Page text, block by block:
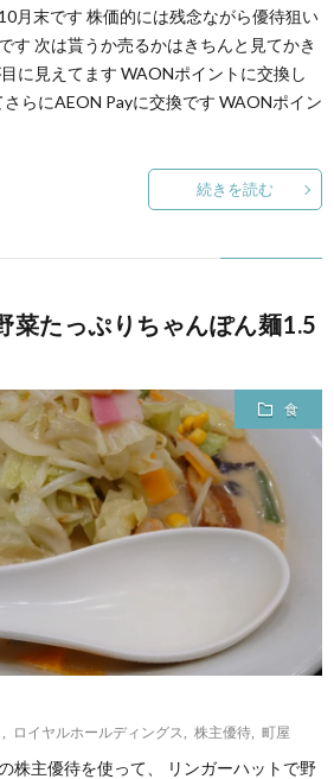
月末です 株価的には残念ながら優待狙い
す 次は貰うか売るかはきちんと見てかき
に見えてます WAONポイントに交換し
らにAEON Payに交換です WAONポイン
続きを読む
菜たっぷりちゃんぽん麺1.5
食
ロイヤルホールディングス 株主優待 町屋
株主優待を使って、 リンガーハットで野